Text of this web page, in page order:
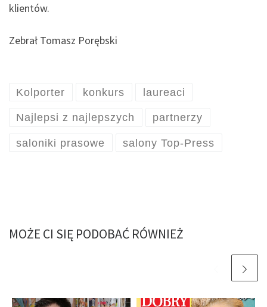
klientów.
Zebrał Tomasz Porębski
Kolporter konkurs laureaci
Najlepsi z najlepszych partnerzy
saloniki prasowe salony Top-Press
MOŻE CI SIĘ PODOBAĆ RÓWNIEŻ